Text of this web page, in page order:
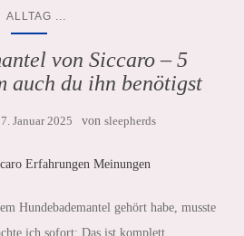
ALLTAG
von Siccaro – 5
auch du ihn benötigst
7. Januar 2025 von sleepherds
Hundebademantel gehört habe, musste
ich sofort: Das ist komplett